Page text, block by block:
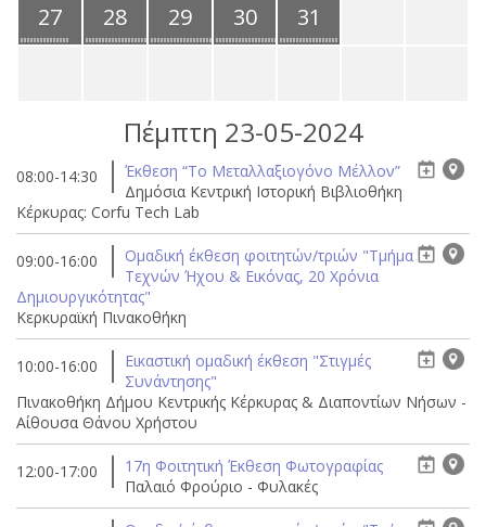
27
28 29 30 31
Πέμπτη 23-05-2024
08:00-14:30
Έκθεση “Το Μεταλλαξιογόνο Μέλλον”
Δημόσια Κεντρική Ιστορική Βιβλιοθήκη
Κέρκυρας: Corfu Tech Lab
09:00-16:00
Ομαδική έκθεση φοιτητών/τριών "Τμήμα
Τεχνών Ήχου & Εικόνας, 20 Χρόνια
Δημιουργικότητας"
Κερκυραϊκή Πινακοθήκη
10:00-16:00
Eικαστική ομαδική έκθεση "Στιγμές
Συνάντησης"
Πινακοθήκη Δήμου Κεντρικής Κέρκυρας & Διαποντίων Νήσων -
Αίθουσα Θάνου Χρήστου
12:00-17:00
17η Φοιτητική Έκθεση Φωτογραφίας
Παλαιό Φρούριο - Φυλακές